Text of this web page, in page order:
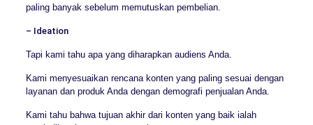
paling banyak sebelum memutuskan pembelian.
– Ideation
Tapi kami tahu apa yang diharapkan audiens Anda.
Kami menyesuaikan rencana konten yang paling sesuai dengan
layanan dan produk Anda dengan demografi penjualan Anda.
Kami tahu bahwa tujuan akhir dari konten yang baik ialah